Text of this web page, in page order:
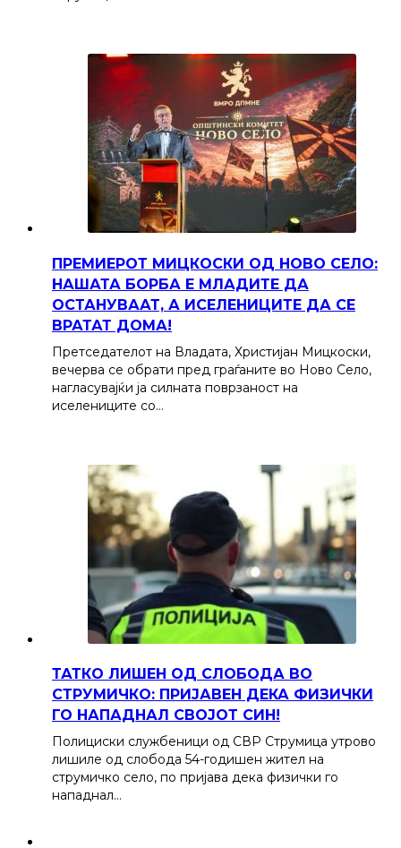
ПРЕМИЕРОТ МИЦКОСКИ ОД НОВО СЕЛО:
НАШАТА БОРБА Е МЛАДИТЕ ДА
ОСТАНУВААТ, А ИСЕЛЕНИЦИТЕ ДА СЕ
ВРАТАТ ДОМА!
Претседателот на Владата, Христијан Мицкоски,
вечерва се обрати пред граѓаните во Ново Село,
нагласувајќи ја силната поврзаност на
иселениците со…
ТАТКО ЛИШЕН ОД СЛОБОДА ВО
СТРУМИЧКО: ПРИЈАВЕН ДЕКА ФИЗИЧКИ
ГО НАПАДНАЛ СВОЈОТ СИН!
Полициски службеници од СВР Струмица утрово
лишиле од слобода 54-годишен жител на
струмичко село, по пријава дека физички го
нападнал…